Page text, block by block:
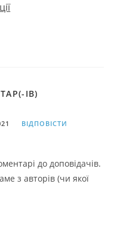
ІВ)
ВІДПОВІСТИ
до доповідачів.
з авторів (чи якої